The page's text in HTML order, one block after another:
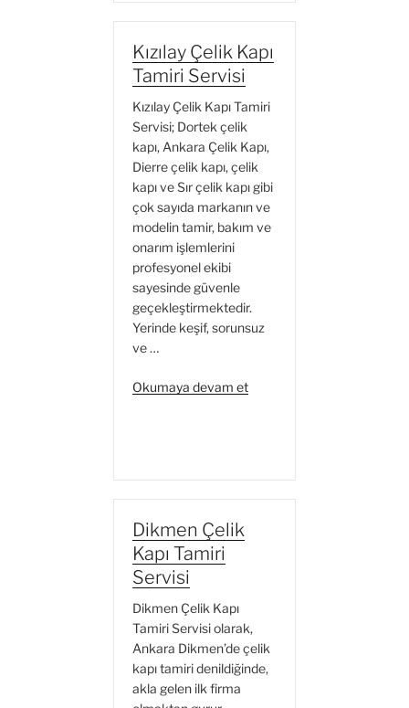
Kızılay Çelik Kapı
Tamiri Servisi
Kızılay Çelik Kapı Tamiri
Servisi; Dortek çelik
kapı, Ankara Çelik Kapı,
Dierre çelik kapı, çelik
kapı ve Sır çelik kapı gibi
çok sayıda markanın ve
modelin tamir, bakım ve
onarım işlemlerini
profesyonel ekibi
sayesinde güvenle
geçekleştirmektedir.
Yerinde keşif, sorunsuz
ve …
Okumaya devam et“Kızılay
Dikmen Çelik
Kapı Tamiri
Servisi
Dikmen Çelik Kapı
Tamiri Servisi olarak,
Ankara Dikmen’de çelik
kapı tamiri denildiğinde,
akla gelen ilk firma